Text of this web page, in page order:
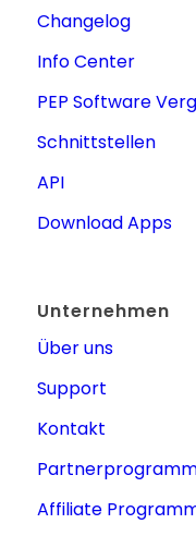
Changelog
Info Center
PEP Software
Schnittstellen
API
Download Apps
Unternehmen
Über uns
Support
Kontakt
Affiliate